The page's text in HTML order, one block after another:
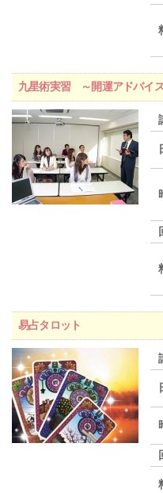
九星術実習 ～開運アドバイ
易占タロット